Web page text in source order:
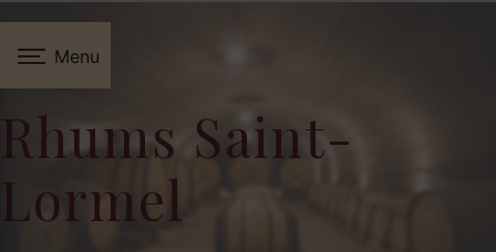
Menu
Rhums Saint-
Lormel